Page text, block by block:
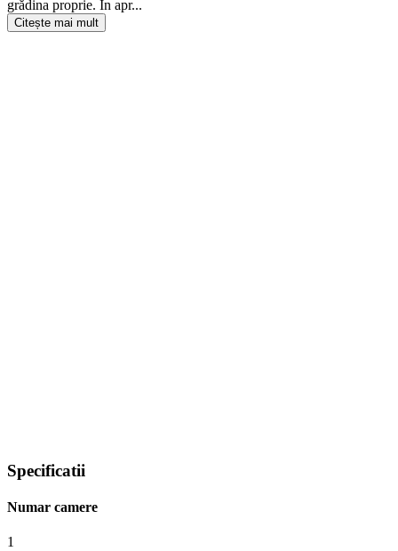
grădina proprie. În apr...
Citește mai mult
Specificatii
Numar camere
1